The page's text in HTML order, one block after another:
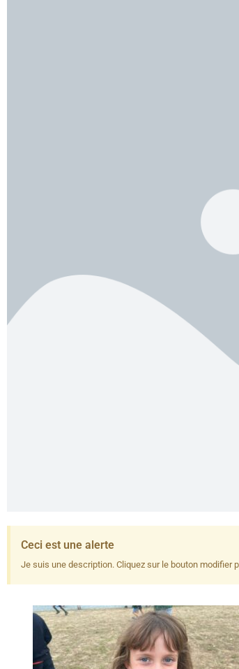
Ceci est une alerte
Je suis une description. Cliquez sur le bouton modifier